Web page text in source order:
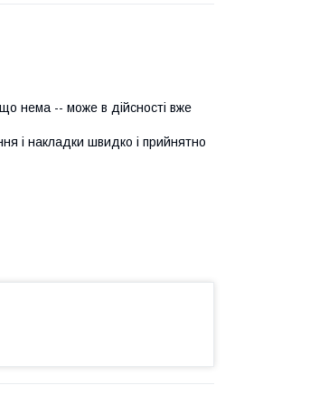
нема -- може в дійсності вже
і накладки швидко і прийнятно